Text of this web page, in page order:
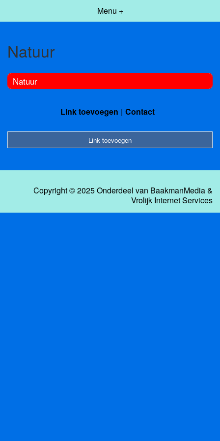
Menu +
Natuur
Natuur
Link toevoegen Contact
Link toevoegen
Copyright © 2025 Onderdeel van BaakmanMedia&
Vrolijk Internet Services